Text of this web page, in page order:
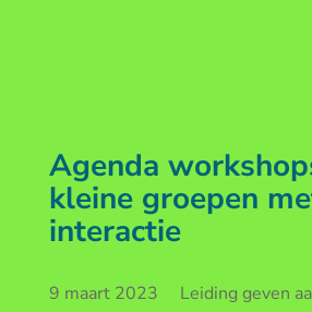
Agenda
kleine groepen
interactie
9 maart 2023 Leiding geven